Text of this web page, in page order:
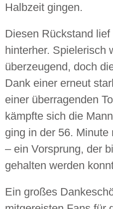
Halbzeit gingen.
Diesen Rückstand
hinterher. Spielerisch
überzeugend, doch
Dank einer erneut
einer überragenden
kämpfte sich die
ging in der 56. Minute
– ein Vorsprung, der
gehalten werden
Ein großes